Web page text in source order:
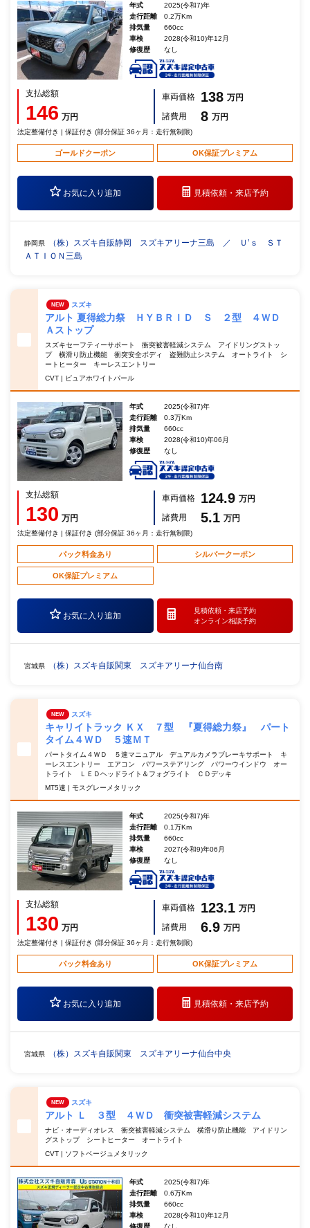
年式
2025(令和7)年
走行距離
0.2万Km
排気量
660cc
車検
2028(令和10)年12月
修復歴
なし
支払総額
146 万円
車両価格 138 万円
諸費用
8 万円
法定整備付き | 保証付き (部分保証 36ヶ月：走行無制限)
ゴールドクーポン OK保証プレミアム
お気に入り追加 見積依頼・来店予約
静岡県
（株）スズキ自販静岡 スズキアリーナ三島 ／ Ｕ’ｓ ＳＴ
ＡＴＩＯＮ三島
NEW スズキ
アルト 夏得総力祭 ＨＹＢＲＩＤ Ｓ ２型 ４ＷＤ
Ａストップ
スズキセーフティーサポート 衝突被害軽減システム アイドリングストッ
プ 横滑り防止機能 衝突安全ボディ 盗難防止システム オートライト シ
ートヒーター キーレスエントリー
CVT | ピュアホワイトパール
年式
2025(令和7)年
走行距離
0.3万Km
排気量
660cc
車検
2028(令和10)年06月
修復歴
なし
支払総額
130 万円
車両価格 124.9 万円
諸費用
5.1 万円
法定整備付き | 保証付き (部分保証 36ヶ月：走行無制限)
パック料金あり シルバークーポン
OK保証プレミアム
お気に入り追加
見積依頼・ 来店予約
オンライン相談予約
宮城県 （株）スズキ自販関東 スズキアリーナ仙台南
NEW スズキ
キャリイトラック ＫＸ ７型 『夏得総力祭』 パート
タイム４ＷＤ ５速ＭＴ
パートタイム４ＷＤ ５速マニュアル デュアルカメラブレーキサポート キ
ーレスエントリー エアコン パワーステアリング パワーウインドウ オー
トライト ＬＥＤヘッドライト＆フォグライト ＣＤデッキ
MT5速 | モスグレーメタリック
年式
2025(令和7)年
走行距離
0.1万Km
排気量
660cc
車検
2027(令和9)年06月
修復歴
なし
支払総額
130 万円
車両価格 123.1 万円
諸費用
6.9 万円
法定整備付き | 保証付き (部分保証 36ヶ月：走行無制限)
パック料金あり OK保証プレミアム
お気に入り追加 見積依頼・来店予約
宮城県 （株）スズキ自販関東 スズキアリーナ仙台中央
NEW スズキ
アルト Ｌ ３型 ４ＷＤ 衝突被害軽減システム
ナビ・オーディオレス 衝突被害軽減システム 横滑り防止機能 アイドリン
グストップ シートヒーター オートライト
CVT | ソフトベージュメタリック
年式
2025(令和7)年
走行距離
0.6万Km
排気量
660cc
車検
2028(令和10)年12月
修復歴
なし